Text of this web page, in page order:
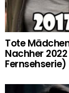
Tote
Nachher
Fernsehserie)